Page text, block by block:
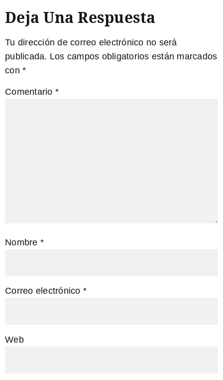
Deja Una Respuesta
Tu dirección de correo electrónico no será
publicada. Los campos obligatorios están marcados
con *
Comentario *
Nombre *
Correo electrónico *
Web